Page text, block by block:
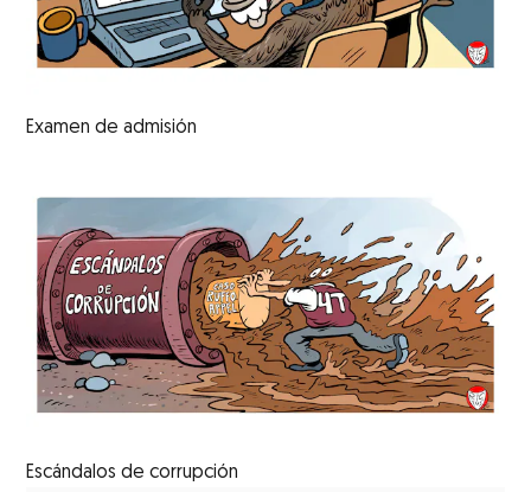
Examen de admisión
Escándalos de corrupción